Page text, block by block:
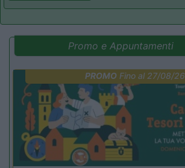
Promo e Appuntamenti
PROMOFino al 27/08/26